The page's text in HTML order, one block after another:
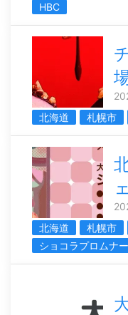
HBC
北海道
札幌市
北海道
札幌市
ショコラプロムナ